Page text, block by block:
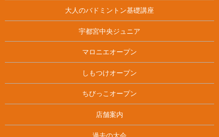
大人のバドミントン基礎講座
宇都宮中央ジュニア
マロニエオープン
しもつけオープン
ちびっこオープン
店舗案内
過去の大会